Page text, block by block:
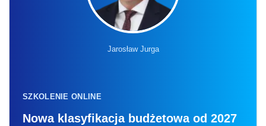
Jarosław Jurga
SZKOLENIE ONLINE
Nowa klasyfikacja budżetowa od 2027